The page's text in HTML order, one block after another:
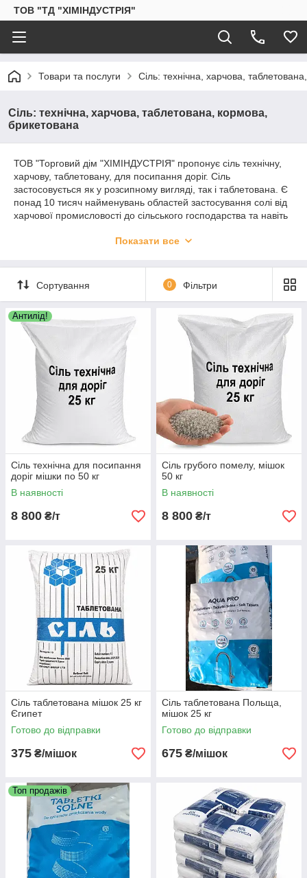
ТОВ "ТД "ХІМІНДУСТРІЯ"
Товари та послуги Сіль: технічна, харчова,
Сіль: технічна, харчова, таблетована, кормова,
брикетована
ТОВ "Торговий дім "ХІМІНДУСТРІЯ" пропонує сіль технічну,
харчову, таблетовану, для посипання доріг. Сіль
застосовується як у розсипному вигляді, так і таблетована. Є
понад 10 тисяч найменувань областей застосування солі від
харчової промисловості до сільського господарства та навіть
де сіль є основним джерелом для отримання каустичної соди
нафтовидобутку, медицині, чорній і кольоровій металургії і
т.д.
Показати все
Сортування 0 Фільтри
Антилід!
Сіль технічна для посипання
доріг мішки по 50 кг
В наявності
8 800 ₴/т
Сіль грубого помелу, мішок
50 кг
В наявності
8 800 ₴/т
Сіль таблетована мішок 25 кг
Єгипет
Готово до відправки
375 ₴/мішок
Сіль таблетована Польща,
мішок 25 кг
Готово до відправки
675 ₴/мішок
Топ продажів